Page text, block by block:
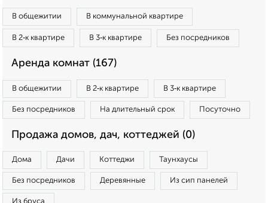
В общежитии В коммунальной квартире
В 2‑к квартире В 3‑к квартире Без посредников
Аренда комнат (167)
В общежитии В 2‑к квартире В 3‑к квартире
Без посредников На длительный срок Посуточно
Продажа домов, дач, коттеджей (0)
Дома Дачи Коттеджи Таунхаусы
Без посредников Деревянные Из сип панелей